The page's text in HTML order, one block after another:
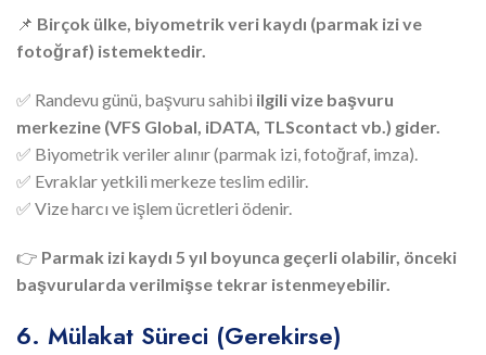
📌 Birçok ülke, biyometrik veri kaydı (parmak izi ve
fotoğraf) istemektedir.
✅ Randevu günü, başvuru sahibi ilgili vize başvuru
merkezine (VFS Global, iDATA, TLScontact vb.) gider.
✅ Biyometrik veriler alınır (parmak izi, fotoğraf, imza).
✅ Evraklar yetkili merkeze teslim edilir.
✅ Vize harcı ve işlem ücretleri ödenir.
👉 Parmak izi kaydı 5 yıl boyunca geçerli olabilir, önceki
başvurularda verilmişse tekrar istenmeyebilir.
6. Mülakat Süreci (Gerekirse)